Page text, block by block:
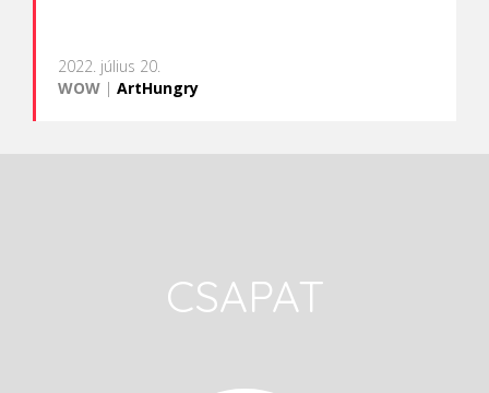
2022. július 20.
WOW | ArtHungry
CSAPAT